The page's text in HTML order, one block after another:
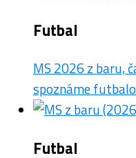
Futbal
MS 2026 z baru,
spoznáme
Futbal